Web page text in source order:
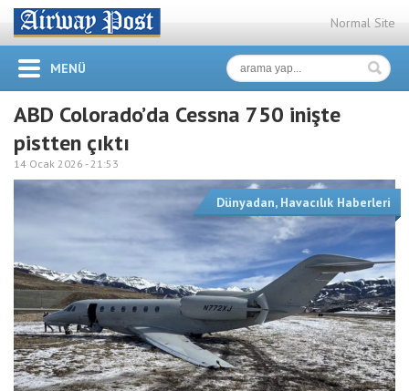
Normal Site
MENÜ
ABD Colorado’da Cessna 750 inişte
pistten çıktı
14 Ocak 2026 -21:53
Dünyadan, Havacılık Haberleri